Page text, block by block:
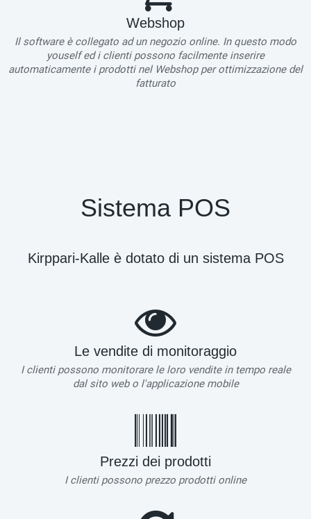
Webshop
Il software è collegato ad un negozio online. In questo modo
youself ed i clienti possono facilmente inserire
automaticamente i prodotti nel Webshop per ottimizzazione del
fatturato
Sistema POS
Kirppari-Kalle è dotato di un sistema POS
Le vendite di monitoraggio
I clienti possono monitorare le loro vendite in tempo reale
dal sito web o l'applicazione mobile
Prezzi dei prodotti
I clienti possono prezzo prodotti online